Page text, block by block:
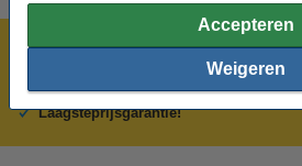
Accepteren
Weigeren
Meer dan 5 miljoen klanten!
Voor 22.00 uur besteld, morgen in huis!
Laagsteprijsgarantie!